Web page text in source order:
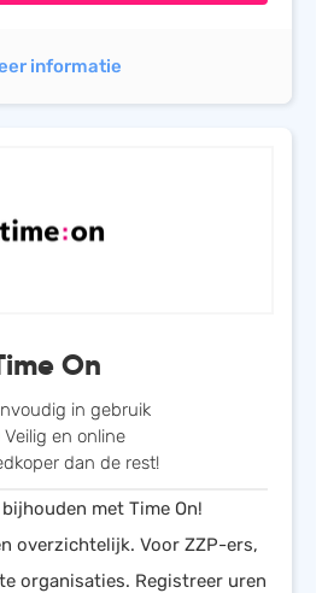
informatie
On
in gebruik
Veilig en online
dan de rest!
met Time On!
overzichtelijk. Voor ZZP-ers,
organisaties. Registreer uren